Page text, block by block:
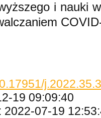
i nauki
19 09:09:40
2022-07-19